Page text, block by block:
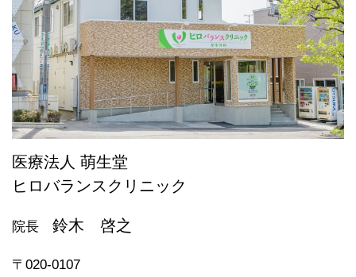
医療法人 萌生堂
ヒロバランスクリニック
院長 鈴木 啓之
〒020-0107